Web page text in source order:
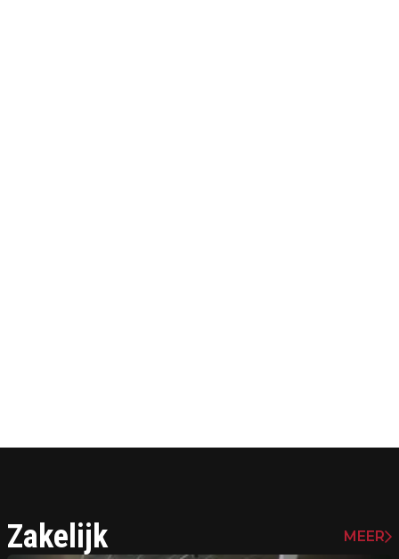
Zakelijk MEER